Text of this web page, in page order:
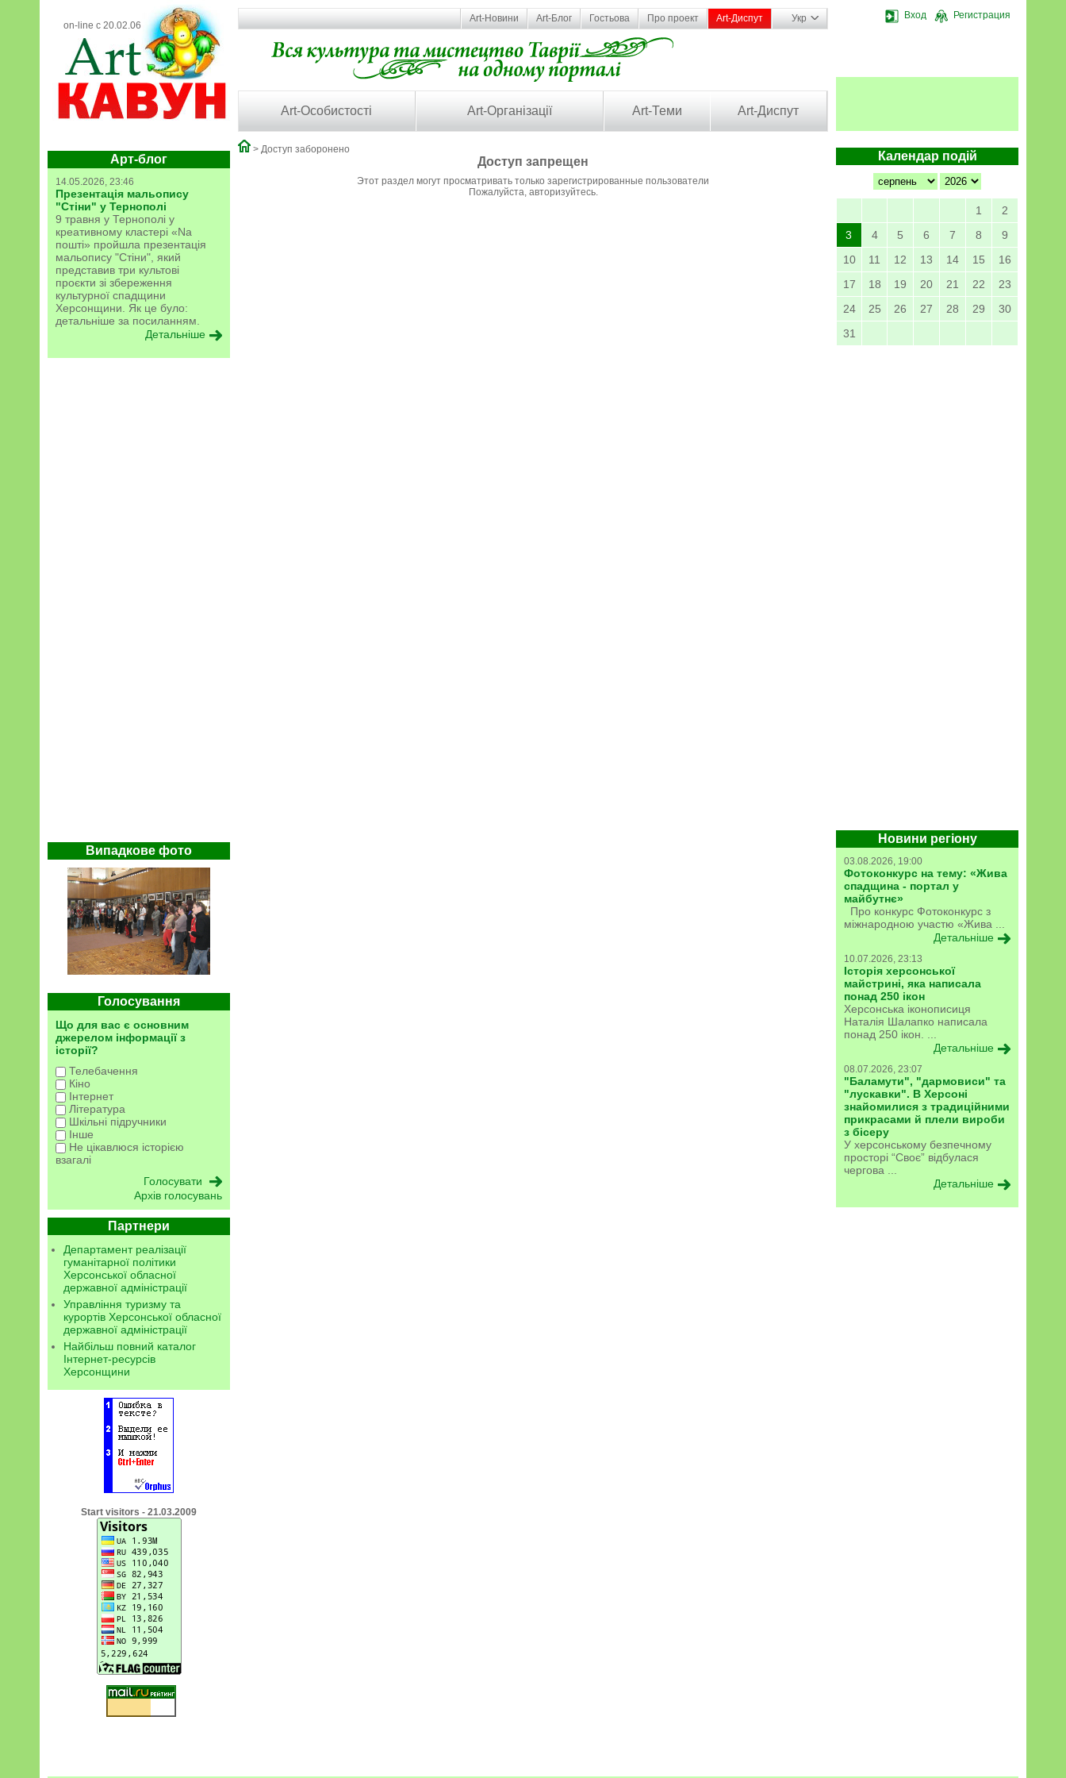
on-line с 20.02.06
Вход Регистрация
Art-Новини Art-Блог Гостьова Про проект Art-Диспут Укр
Art-Особистості Art-Організації Art-Теми Art-Диспут
Арт-блог
14.05.2026, 23:46
Презентація мальопису
"Стіни" у Тернополі
9 травня у Тернополі у
креативному кластері «Na
пошті» пройшла презентація
мальопису "Стіни", який
представив три культові
проєкти зі збереження
культурної спадщини
Херсонщини. Як це було:
детальніше за посиланням.
Детальніше
Випадкове фото
Голосування
Що для вас є основним
джерелом інформації з
історії?
Телебачення
Кіно
Інтернет
Література
Шкільні підручники
Інше
Не цікавлюся історією
взагалі
Архів голосувань
Партнери
Департамент реалізації
гуманітарної політики
Херсонської обласної
державної адміністрації
Управління туризму та
курортів Херсонської обласної
державної адміністрації
Найбільш повний каталог
Інтернет-ресурсів
Херсонщини
Start visitors - 21.03.2009
Календар подій
1
2
3
4 5 6 7 8
9
10
11 12 13 14 15
16
17
18 19 20 21 22
23
24
25 26 27 28 29
30
31
Новини регіону
03.08.2026, 19:00
Фотоконкурс на тему: «Жива
спадщина - портал у
майбутнє»
Про конкурс Фотоконкурс з
міжнародною участю «Жива ...
Детальніше
10.07.2026, 23:13
Історія херсонської
майстрині, яка написала
понад 250 ікон
Херсонська іконописиця
Наталія Шалапко написала
понад 250 ікон. ...
Детальніше
08.07.2026, 23:07
"Баламути", "дармовиси" та
"лускавки". В Херсоні
знайомилися з традиційними
прикрасами й плели вироби
з бісеру
У херсонському безпечному
просторі “Своє” відбулася
чергова ...
Детальніше
> Доступ заборонено
Доступ запрещен
Этот раздел могут просматривать только зарегистрированные пользователи
Пожалуйста, авторизуйтесь.